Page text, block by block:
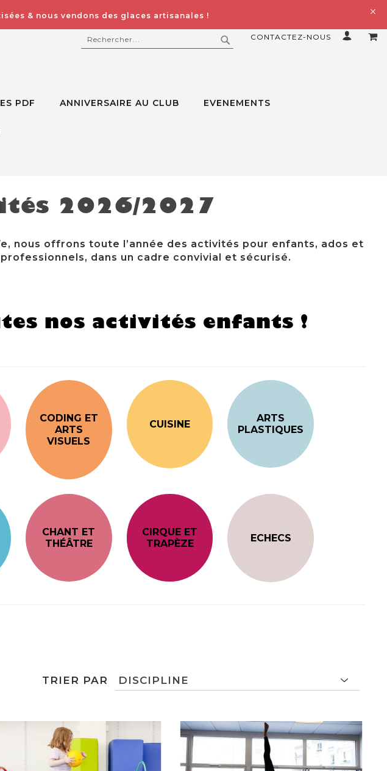
& nous vendons des glaces artisanales !
CONTACTEZ-NOUS
RECHERCHER
PDF ANNIVERSAIRE AU CLUB EVENEMENTS
2026/2027
nous offrons toute l’année des activités pour enfants, ados et
dans un cadre convivial et sécurisé.
nos activités enfants !
CODING ET
ARTS
VISUELS
CUISINE
ARTS
PLASTIQUES
CHANT ET
THÉÂTRE
CIRQUE ET
TRAPÈZE
ECHECS
TRIER PAR